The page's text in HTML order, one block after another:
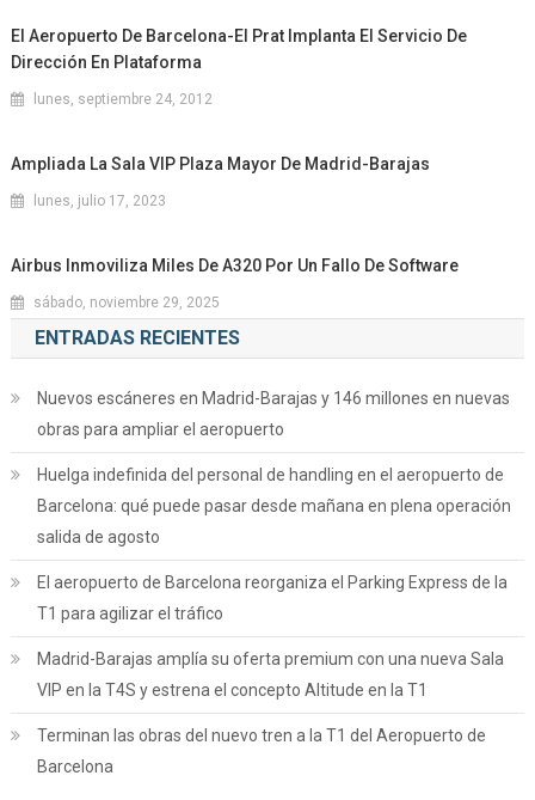
El Aeropuerto De Barcelona-El Prat Implanta El Servicio De
Dirección En Plataforma
lunes, septiembre 24, 2012
Ampliada La Sala VIP Plaza Mayor De Madrid-Barajas
lunes, julio 17, 2023
Airbus Inmoviliza Miles De A320 Por Un Fallo De Software
sábado, noviembre 29, 2025
ENTRADAS RECIENTES
Nuevos escáneres en Madrid-Barajas y 146 millones en nuevas
obras para ampliar el aeropuerto
Huelga indefinida del personal de handling en el aeropuerto de
Barcelona: qué puede pasar desde mañana en plena operación
salida de agosto
El aeropuerto de Barcelona reorganiza el Parking Express de la
T1 para agilizar el tráfico
Madrid-Barajas amplía su oferta premium con una nueva Sala
VIP en la T4S y estrena el concepto Altitude en la T1
Terminan las obras del nuevo tren a la T1 del Aeropuerto de
Barcelona